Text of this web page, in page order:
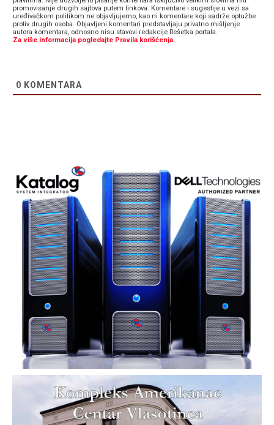
promovisanje drugih sajtova putem linkova. Komentare i sugestije u vezi sa
uređivačkom politikom ne objavljujemo, kao ni komentare koji sadrže optužbe
protiv drugih osoba. Objavljeni komentari predstavljaju privatno mišljenje
autora komentara, odnosno nisu stavovi redakcije Rešetka portala.
Za više informacija pogledajte Pravila korišćenja.
0 KOMENTARA